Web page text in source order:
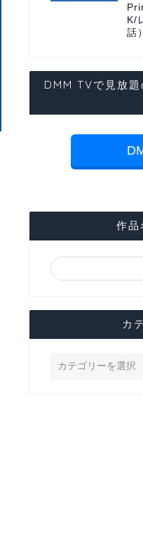
K/
話）
DMM TVで見放
作品
カ